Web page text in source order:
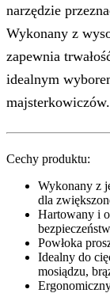
narzędzie
Wykonany z
zapewnia
idealnym
majsterkowiczów.
Cechy produktu:
Wykonany z
dla
Hartowany i
Powłoka
Idealny do
mosiądzu,